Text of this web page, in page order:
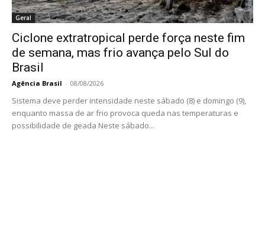
Geral
Ciclone extratropical perde força neste fim
de semana, mas frio avança pelo Sul do
Brasil
Agência Brasil - 08/08/2026
Sistema deve perder intensidade neste sábado (8) e domingo (9),
enquanto massa de ar frio provoca queda nas temperaturas e
possibilidade de geada Neste sábado...